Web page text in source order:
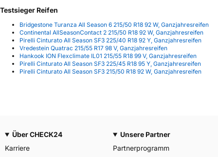
Testsieger Reifen
Bridgestone Turanza All Season 6 215/50 R18 92 W, Ganzjahresreifen
Continental AllSeasonContact 2 215/50 R18 92 W, Ganzjahresreifen
Pirelli Cinturato All Season SF3 225/40 R18 92 Y, Ganzjahresreifen
Vredestein Quatrac 215/55 R17 98 V, Ganzjahresreifen
Hankook ION Flexclimate IL01 215/55 R18 99 V, Ganzjahresreifen
Pirelli Cinturato All Season SF3 225/45 R18 95 Y, Ganzjahresreifen
Pirelli Cinturato All Season SF3 215/50 R18 92 W, Ganzjahresreifen
Über CHECK24
Karriere
Unsere Partner
Partnerprogramm